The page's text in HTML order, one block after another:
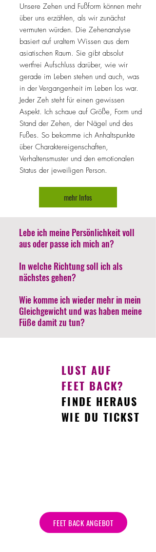
Unsere Zehen und Fußform können mehr
über uns erzählen, als wir zunächst
vermuten würden. Die Zehenanalyse
basiert auf uraltem Wissen aus dem
asiatischen Raum. Sie gibt absolut
wertfrei Aufschluss darüber, wie wir
gerade im Leben stehen und auch, was
in der Vergangenheit im Leben los war.
Jeder Zeh steht für einen gewissen
Aspekt. Ich schaue auf Größe, Form und
Stand der Zehen, der Nägel und des
Fußes. So bekomme ich Anhaltspunkte
über Charaktereigenschaften,
Verhaltensmuster und den emotionalen
Status der jeweiligen Person.
mehr Infos
Lebe ich meine Persönlichkeit voll
aus oder passe ich mich an?
In welche Richtung soll ich als
nächstes gehen?
Wie komme ich wieder mehr in mein
Gleichgewicht und was haben meine
Füße damit zu tun?
LUST AUF
FEET BACK?
FINDE HERAUS
WIE DU TICKST
FEET BACK ANGEBOT